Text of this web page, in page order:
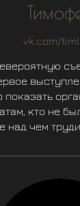
vk.com/
показать
кто не
над чем